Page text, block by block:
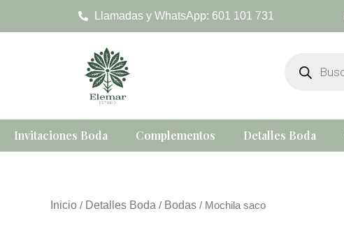
Llamadas y WhatsApp: 601 101 731
productos
Invitaciones Boda Complementos Detalles Boda
Inicio / Detalles Boda / Bodas / Mochila saco